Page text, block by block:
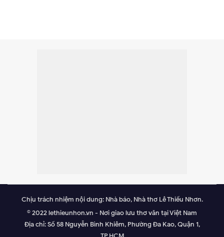
Chịu trách nhiệm nội dung: Nhà báo, Nhà thơ Lê Thiếu Nhơn.
© 2022 lethieunhon.vn - Nơi giao lưu thơ văn tại Việt Nam
Địa chỉ: Số 58 Nguyễn Bình Khiêm, Phường Đa Kao, Quận 1,